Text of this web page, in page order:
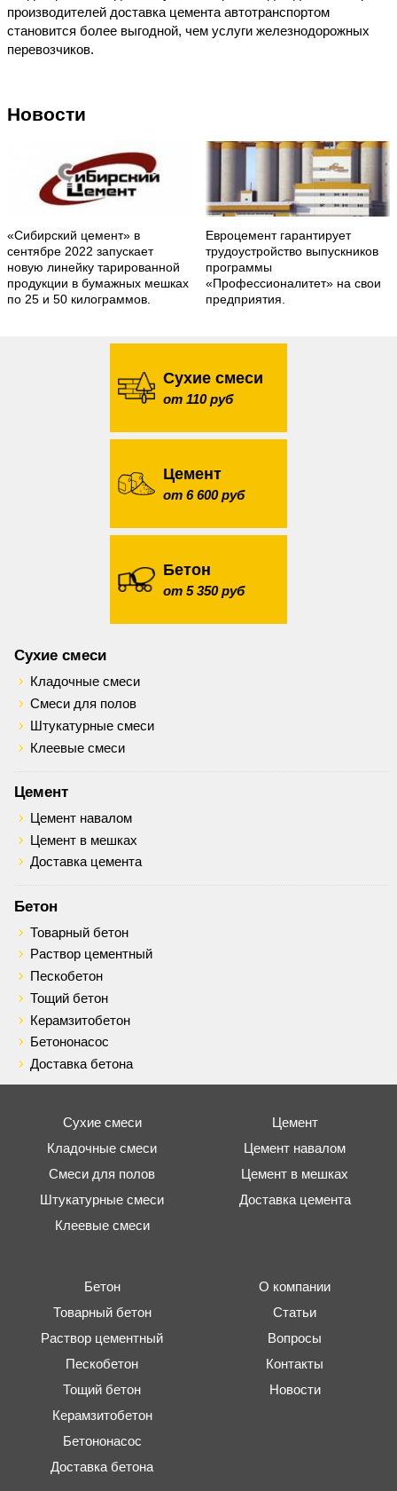
производителей доставка цемента автотранспортом
становится более выгодной, чем услуги железнодорожных
перевозчиков.
Новости
«Сибирский цемент» в
сентябре 2022 запускает
новую линейку тарированной
продукции в бумажных мешках
по 25 и 50 килограммов.
Евроцемент гарантирует
трудоустройство выпускников
программы
«Профессионалитет» на свои
предприятия.
Сухие смеси
от 110 руб
Цемент
от 6 600 руб
Бетон
от 5 350 руб
Сухие смеси
Кладочные смеси
Смеси для полов
Штукатурные смеси
Клеевые смеси
Цемент
Цемент навалом
Цемент в мешках
Доставка цемента
Бетон
Товарный бетон
Раствор цементный
Пескобетон
Тощий бетон
Керамзитобетон
Бетононасос
Доставка бетона
Сухие смеси
Кладочные смеси
Смеси для полов
Штукатурные смеси
Клеевые смеси
Цемент
Цемент навалом
Цемент в мешках
Доставка цемента
Бетон
Товарный бетон
Раствор цементный
Пескобетон
Тощий бетон
Керамзитобетон
Бетононасос
Доставка бетона
О компании
Статьи
Вопросы
Контакты
Новости